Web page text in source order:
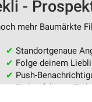
-
mehr Baumärkte
✔ Standortgenaue
✔ Folge deinem
✔ Push-
✔Einkaufsliste -